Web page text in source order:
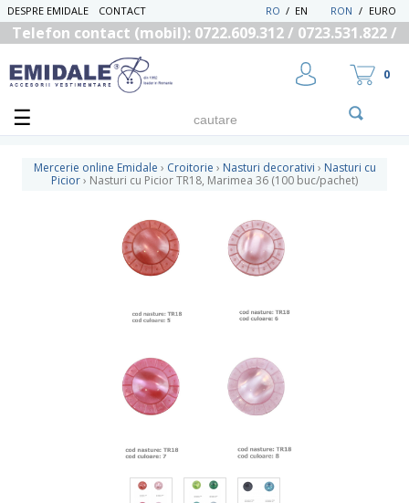
DESPRE EMIDALE CONTACT RON / EURO
EN
/
RO
Telefon contact (mobil): 0722.609.312 / 0723.531.822 /
UTILIZATOR NOU
RECUPEREAZA PAROLA
0
Mercerie online Emidale › Croitorie › Nasturi decorativi › Nasturi cu
Picior› Nasturi cu Picior TR18, Marimea 36 (100 buc/pachet)